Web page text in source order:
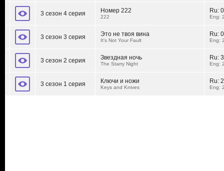
3 сезон 4 серия Номер 222
222
Ru:
Eng:
3 сезон 3 серия Это не твоя вина
It's Not Your Fault
Ru:
Eng:
3 сезон 2 серия Звездная ночь
The Starry Night
Ru:
Eng:
3 сезон 1 серия Ключи и ножи
Keys and Knives
Ru:
Eng: